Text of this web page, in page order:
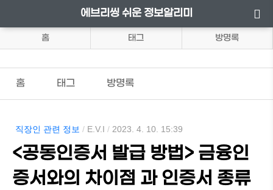
에브리씽 쉬운 정보알리미
홈 태그 방명록
홈 태그 방명록
직장인 관련 정보 / E.V.I / 2023. 4. 10. 15:39
<공동인증서 발급 방법> 금융인
증서와의 차이점 과 인증서 종류